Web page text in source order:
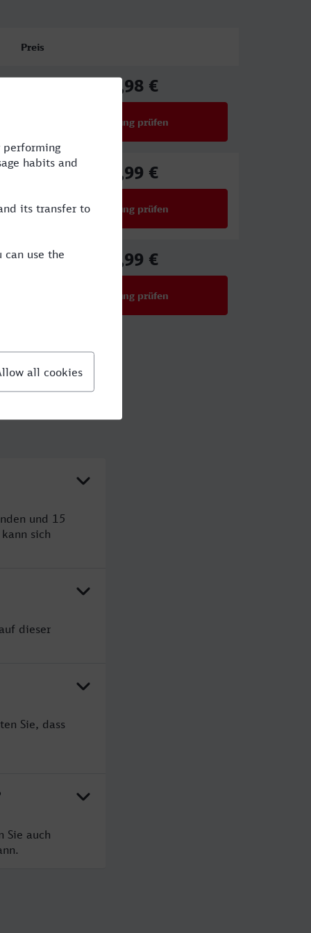
Preis
69,98 €
Verbindung prüfen
44,99 €
Verbindung prüfen
34,99 €
Verbindung prüfen
und 15
sich
dieser
Sie, dass
Sie auch